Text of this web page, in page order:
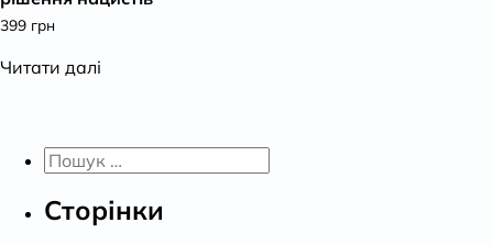
399 грн
Читати далі
Пошук:
Сторінки